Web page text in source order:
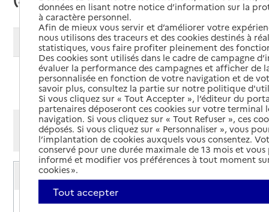
Modifier ma recherche
Ajouter cette recherche aux favoris
Afficher les résultats par:
Mode liste
Mode carte
Service autonomie à domicile (aide)
ADHAP Services
Adresse
Rue Michel Seurat
données en lisant notre notice d’information sur la
à caractère personnel.
Afin de mieux vous servir et d’améliorer votre
nous utilisons des traceurs et des cookies destinés à
statistiques, vous faire profiter pleinement des
Des cookies sont utilisés dans le cadre de campagne
évaluer la performance des campagnes et afficher de
personnalisée en fonction de votre navigation et de
savoir plus, consultez la partie sur notre politique
Si vous cliquez sur « Tout Accepter », l’éditeur du
partenaires déposeront ces cookies sur votre terminal
navigation. Si vous cliquez sur « Tout Refuser », ces
déposés. Si vous cliquez sur « Personnaliser », vous
l’implantation de cookies auxquels vous consentez.
conservé pour une durée maximale de 13 mois et
informé et modifier vos préférences à tout moment
cookies ».
Tout accepter